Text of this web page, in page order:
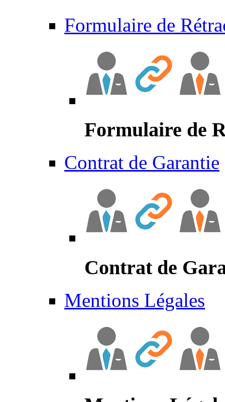
Formulaire de
Formulaire de
Contrat de Garantie
Contrat de
Mentions Légales